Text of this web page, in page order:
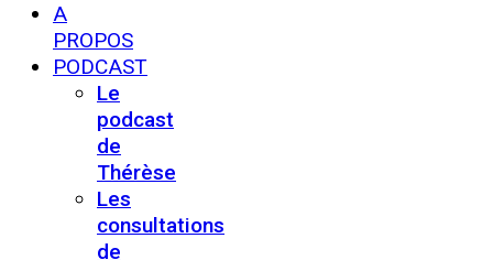
A
PROPOS
PODCAST
Le
podcast
de
Thérèse
Les
consultations
de